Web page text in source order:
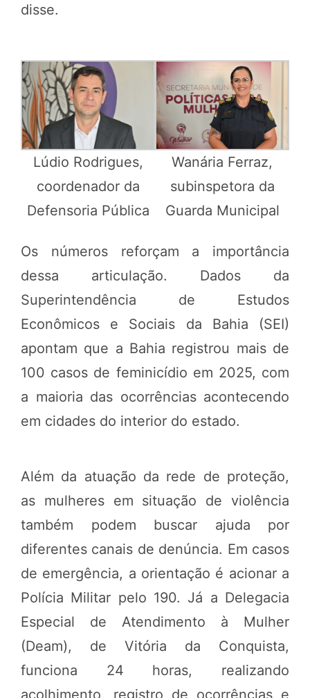
disse.
Lúdio Rodrigues,
coordenador da
Defensoria Pública
Wanária Ferraz,
subinspetora da
Guarda Municipal
Os números reforçam a importância
dessa articulação. Dados da
Superintendência de Estudos
Econômicos e Sociais da Bahia (SEI)
apontam que a Bahia registrou mais de
100 casos de feminicídio em 2025, com
a maioria das ocorrências acontecendo
em cidades do interior do estado.
Além da atuação da rede de proteção,
as mulheres em situação de violência
também podem buscar ajuda por
diferentes canais de denúncia. Em casos
de emergência, a orientação é acionar a
Polícia Militar pelo 190. Já a Delegacia
Especial de Atendimento à Mulher
(Deam), de Vitória da Conquista,
funciona 24 horas, realizando
acolhimento, registro de ocorrências e